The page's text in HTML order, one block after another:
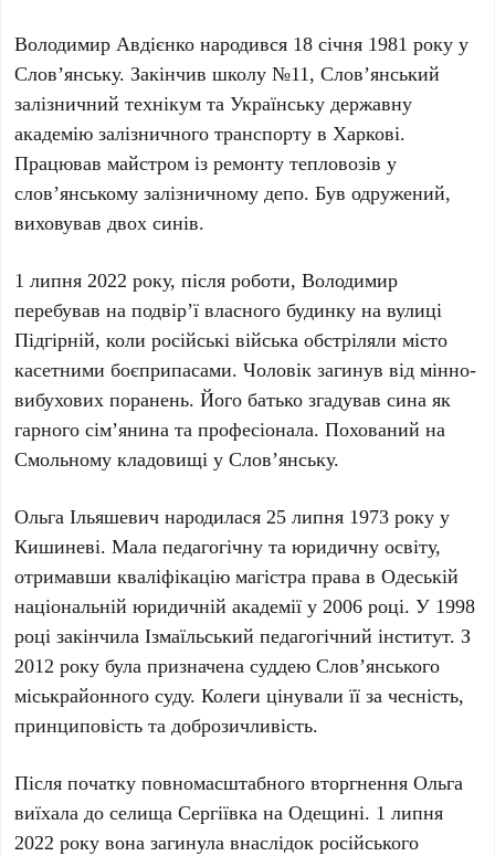
Володимир Авдієнко народився 18 січня 1981 року у
Слов’янську. Закінчив школу№11,Слов’янський
залізничний технікум таУкраїнську державну
академію залізничного транспорту в Харкові.
Працював майстром із ремонту тепловозів у
слов’янському залізничному депо. Був одружений,
виховував двох синів.
1 липня 2022 року, після роботи,Володимир
перебував на подвір’ї власного будинку навулиці
Підгірній, коли російські війська обстріляли місто
касетними боєприпасами. Чоловік загинув відмінно-
вибухових поранень. Його батько згадував сина як
гарного сім’янина та професіонала. Похований на
Смольному кладовищі уСлов’янську.
Ольга Ільяшевич народилася 25 липня 1973 року у
Кишиневі. Мала педагогічну та юридичну освіту,
отримавши кваліфікацію магістра права вОдеській
національній юридичній академії у 2006 році. У 1998
році закінчилаІзмаїльський педагогічний інститут. З
2012 року була призначена суддеюСлов’янського
міськрайонного суду. Колеги цінували її за чесність,
принциповість та доброзичливість.
Після початку повномасштабного вторгненняОльга
виїхала доселища Сергіївка наОдещині. 1 липня
2022 року вона загинула внаслідокросійського